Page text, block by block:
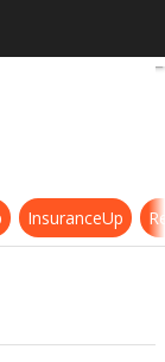
famiglie
InsuranceUp